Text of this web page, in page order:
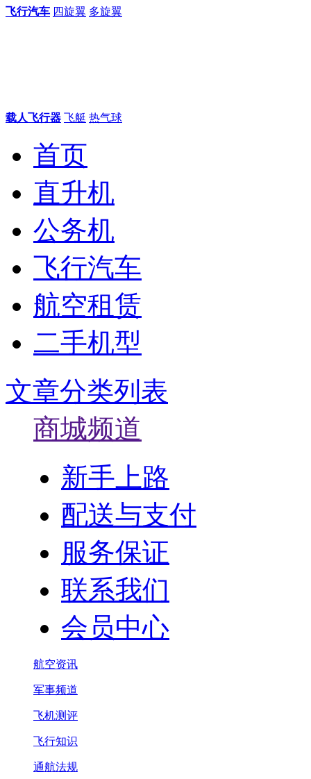
飞行汽车 四旋翼 多旋翼
载人飞行器 飞艇 热气球
首页
直升机
公务机
飞行汽车
航空租赁
二手机型
文章分类列表
商城频道
新手上路
配送与支付
服务保证
联系我们
会员中心
航空资讯
军事频道
飞机测评
飞行知识
通航法规